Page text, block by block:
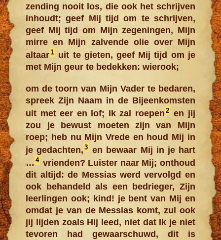
zending nooit los, die ook het schrijven
inhoudt; geef Mij tijd om te schrijven,
geef Mij tijd om Mijn zegeningen, Mijn
mirre en Mijn zalvende olie over Mijn
altaar1
uit te gieten, geef Mij tijd om je
met Mijn geur te bedekken: wierook;
om de toorn van Mijn Vader te bedaren,
spreek Zijn Naam in de Bijeenkomsten
uit met eer en lof; Ik zal roepen 2en jij
zou je bewust moeten zijn van Mijn
roep; heb nu Mijn Vrede en houd Mij in
je gedachten,3 en bewaar Mij in je hart
…4 vrienden? Luister naar Mij; onthoud
dit altijd: de Messias werd vervolgd en
ook behandeld als een bedrieger, Zijn
leerlingen ook; kind! je bent van Mij en
omdat je van de Messias komt, zul ook
jij lijden zoals Hij leed, niet dat Ik je niet
tevoren had gewaarschuwd, dit is